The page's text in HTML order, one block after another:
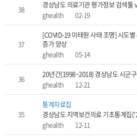
38
경상남도 의료기관 평가정보 검색툴
ghealth
02-19
37
[COVID-19 이태원 사태 조명] 시도
증가 양상
ghealth
05-14
36
20년간(1998~2018) 경상남도 시군
ghealth
12-21
35
통계자료집
경상남도 지역보건의료 기초통계집
ghealth
12-11